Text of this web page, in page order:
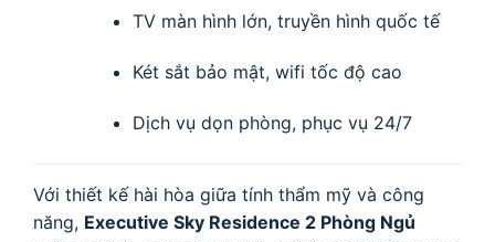
TV màn hình lớn, truyền hình quốc tế
Két sắt bảo mật, wifi tốc độ cao
Dịch vụ dọn phòng, phục vụ 24/7
Với thiết kế hài hòa giữa tính thẩm mỹ và công
năng, Executive Sky Residence 2 Phòng Ngủ